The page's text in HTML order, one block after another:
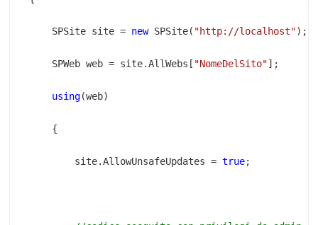
    SPSite site =
new SPSite( "http://localhost"
    SPWeb web = site.AllWebs[
"NomeDelSito"
using
        site.AllowUnsafeUpdates =
true